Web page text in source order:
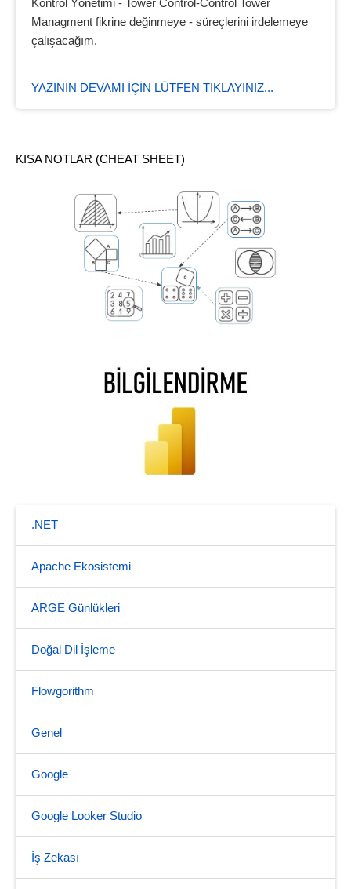
Kontrol Yönetimi - Tower Control-Control Tower
Managment fikrine değinmeye - süreçlerini irdelemeye
çalışacağım.
YAZININ DEVAMI IÇIN LÜTFEN TIKLAYINIZ...
KISA NOTLAR (CHEAT SHEET)
.NET
Apache Ekosistemi
ARGE Günlükleri
Doğal Dil İşleme
Flowgorithm
Genel
Google
Google Looker Studio
İş Zekası